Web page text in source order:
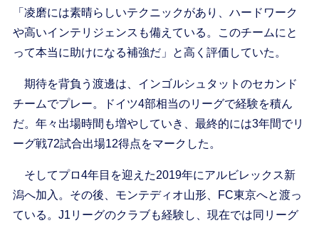
「凌磨には素晴らしいテクニックがあり、ハードワーク
や高いインテリジェンスも備えている。このチームにと
って本当に助けになる補強だ」と高く評価していた。
期待を背負う渡邊は、インゴルシュタットのセカンド
チームでプレー。ドイツ4部相当のリーグで経験を積ん
だ。年々出場時間も増やしていき、最終的には3年間でリ
ーグ戦72試合出場12得点をマークした。
そしてプロ4年目を迎えた2019年にアルビレックス新
潟へ加入。その後、モンテディオ山形、FC東京へと渡っ
ている。J1リーグのクラブも経験し、現在では同リーグ